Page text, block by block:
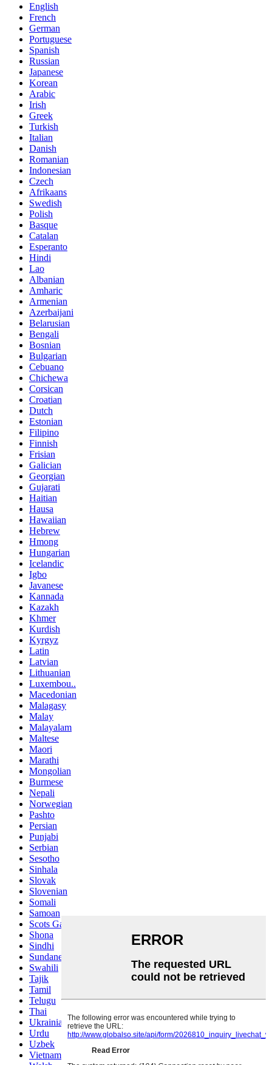
English
French
German
Portuguese
Spanish
Russian
Japanese
Korean
Arabic
Irish
Greek
Turkish
Italian
Danish
Romanian
Indonesian
Czech
Afrikaans
Swedish
Polish
Basque
Catalan
Esperanto
Hindi
Lao
Albanian
Amharic
Armenian
Azerbaijani
Belarusian
Bengali
Bosnian
Bulgarian
Cebuano
Chichewa
Corsican
Croatian
Dutch
Estonian
Filipino
Finnish
Frisian
Galician
Georgian
Gujarati
Haitian
Hausa
Hawaiian
Hebrew
Hmong
Hungarian
Icelandic
Igbo
Javanese
Kannada
Kazakh
Khmer
Kurdish
Kyrgyz
Latin
Latvian
Lithuanian
Luxembou..
Macedonian
Malagasy
Malay
Malayalam
Maltese
Maori
Marathi
Mongolian
Burmese
Nepali
Norwegian
Pashto
Persian
Punjabi
Serbian
Sesotho
Sinhala
Slovak
Slovenian
Somali
Samoan
Scots Gaelic
Shona
Sindhi
Sundanese
Swahili
Tajik
Tamil
Telugu
Thai
Ukrainian
Urdu
Uzbek
Vietnamese